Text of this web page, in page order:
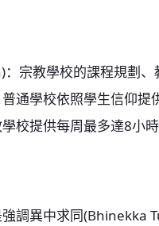
宗教學校的課程規劃
通學校依照學生信仰提
校提供每周最多達8小時
調異中求同(Bhinekka